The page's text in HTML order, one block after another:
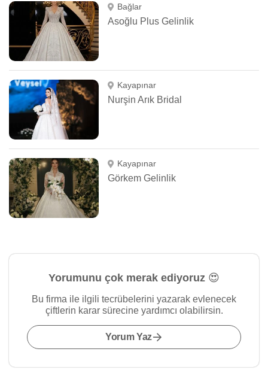
Bağlar
Asoğlu Plus Gelinlik
Kayapınar
Nurşin Arık Bridal
Kayapınar
Görkem Gelinlik
Yorumunu çok merak ediyoruz 😍
Bu firma ile ilgili tecrübelerini yazarak evlenecek
çiftlerin karar sürecine yardımcı olabilirsin.
Yorum Yaz